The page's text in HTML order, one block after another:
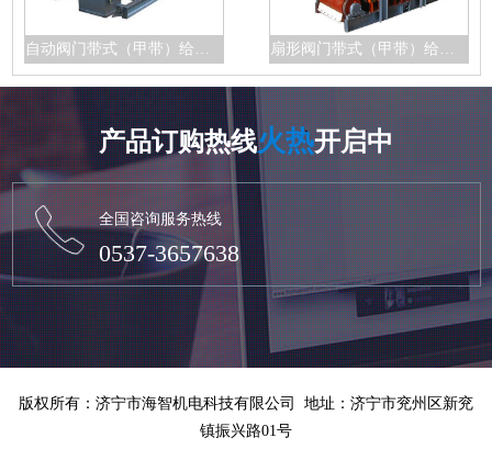
产品订购热线火热开启中
全国咨询服务热线
0537-3657638
版权所有：济宁市海智机电科技有限公司 地址：济宁市兖州区新兖
镇振兴路01号